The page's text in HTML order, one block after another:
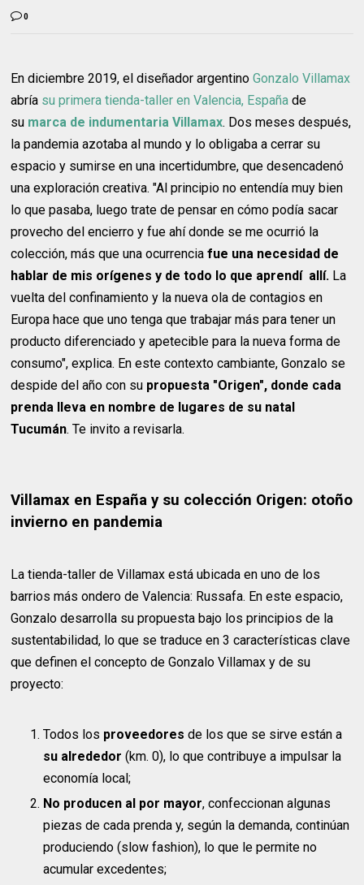
0
En diciembre 2019, el diseñador argentinoGonzalo Villamax
abría su primera tienda-taller en Valencia, España de
su marca de indumentaria Villamax. Dos meses después,
la pandemia azotaba al mundo y lo obligaba a cerrar su
espacio y sumirse en una incertidumbre, que desencadenó
una exploración creativa. "Al principio no entendía muy bien
lo que pasaba, luego trate de pensar en cómo podía sacar
provecho del encierro y fue ahí donde se me ocurrió la
colección, más que una ocurrenciafue una necesidad de
hablar de mis orígenes y de todo lo que aprendí allí. La
vuelta del confinamiento y la nueva ola de contagios en
Europa hace que uno tenga que trabajar más para tener un
producto diferenciado y apetecible para la nueva forma de
consumo", explica. En este contexto cambiante, Gonzalo se
despide del año con su propuesta "Origen", donde cada
prenda lleva en nombre de lugares de su natal
Tucumán. Te invito a revisarla.
Villamax en España y su colección Origen: otoño
invierno en pandemia
La tienda-taller de Villamax está ubicada en uno de los
barrios más ondero de Valencia: Russafa. En este espacio,
Gonzalo desarrolla su propuesta bajo los principios de la
sustentabilidad, lo que se traduce en 3 características clave
que definen el concepto de Gonzalo Villamax y de su
proyecto:
Todos los proveedores de los que se sirve están a
su alrededor (km. 0), lo que contribuye a impulsar la
economía local;
No producen al por mayor, confeccionan algunas
piezas de cada prenda y, según la demanda, continúan
produciendo (slow fashion), lo que le permite no
acumular excedentes;